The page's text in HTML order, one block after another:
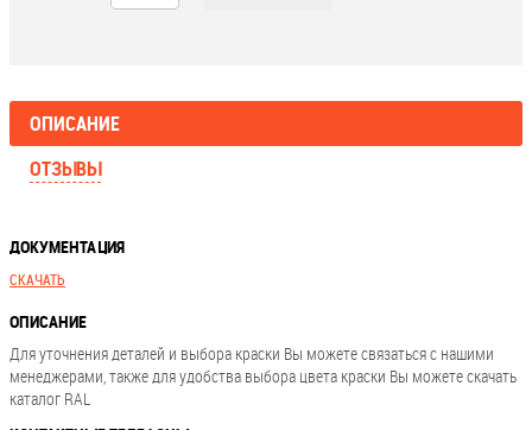
ОПИСАНИЕ
ОТЗЫВЫ
ДОКУМЕНТАЦИЯ
СКАЧАТЬ
ОПИСАНИЕ
Для уточнения деталей и выбора краски Вы можете связаться с нашими
менеджерами, также для удобства выбора цвета краски Вы можете скачать
каталог RAL